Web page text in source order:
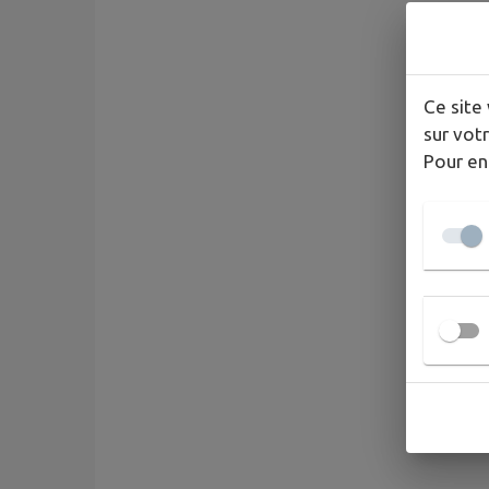
Ce site
sur
Pour